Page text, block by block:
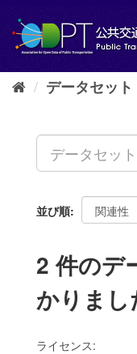
し
データセット
並び順
2 件のデ
かりまし
ライセンス: